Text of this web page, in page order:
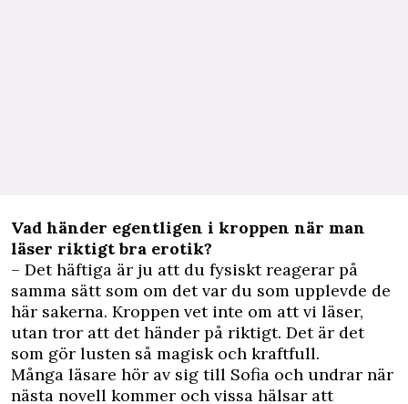
Vad händer egentligen i kroppen när man
läser riktigt bra erotik?
– Det häftiga är ju att du fysiskt reagerar på
samma sätt som om det var du som upplevde de
här sakerna. Kroppen vet inte om att vi läser,
utan tror att det händer på riktigt. Det är det
som gör lusten så magisk och kraftfull.
Många läsare hör av sig till Sofia och undrar när
nästa novell kommer och vissa hälsar att